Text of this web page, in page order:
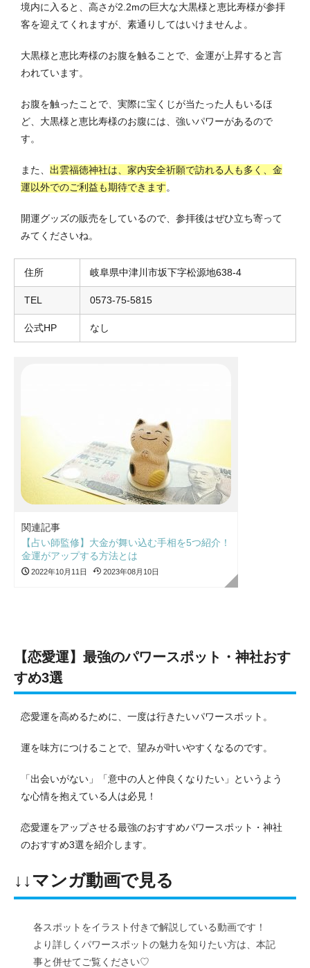
境内に入ると、高さが2.2mの巨大な大黒様と恵比寿様が参拝
客を迎えてくれますが、素通りしてはいけませんよ。
大黒様と恵比寿様のお腹を触ることで、金運が上昇すると言
われています。
お腹を触ったことで、実際に宝くじが当たった人もいるほ
ど、大黒様と恵比寿様のお腹には、強いパワーがあるので
す。
また、 出雲福徳神社は、家内安全祈願で訪れる人も多く、金
運以外でのご利益も期待できます。
開運グッズの販売をしているので、参拝後はぜひ立ち寄って
みてくださいね。
住所 岐阜県中津川市坂下字松源地638-4
TEL 0573-75-5815
公式HP なし
関連記事
【占い師監修】大金が舞い込む手相を5つ紹介！
金運がアップする方法とは
2022年10月11日 2023年08月10日
【恋愛運】最強のパワースポット・神社おす
すめ3選
恋愛運を高めるために、一度は行きたいパワースポット。
運を味方につけることで、望みが叶いやすくなるのです。
「出会いがない」「意中の人と仲良くなりたい」というよう
な心情を抱えている人は必見！
恋愛運をアップさせる最強のおすすめパワースポット・神社
のおすすめ3選を紹介します。
↓↓マンガ動画で見る
各スポットをイラスト付きで解説している動画です！
より詳しくパワースポットの魅力を知りたい方は、本記
事と併せてご覧ください♡